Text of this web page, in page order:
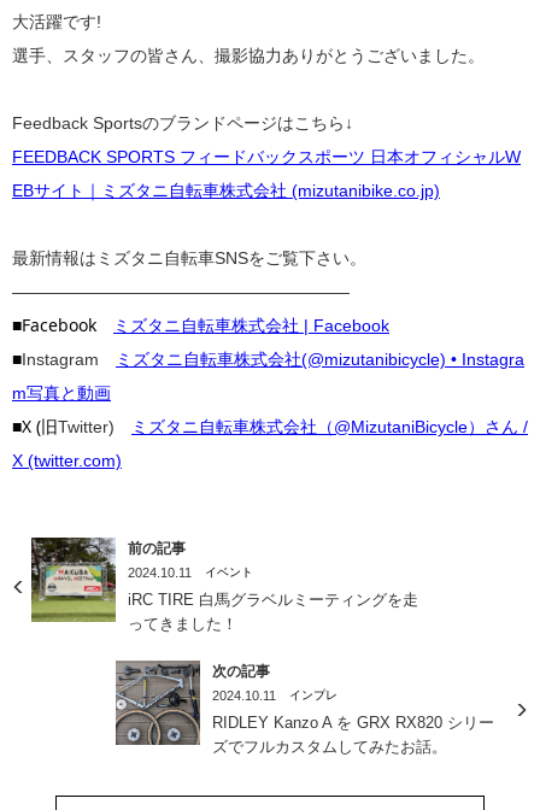
大活躍です!
選手、スタッフの皆さん、撮影協力ありがとうございました。
Feedback Sportsのブランドページはこちら↓
FEEDBACK SPORTS フィードバックスポーツ 日本オフィシャルW
EBサイト｜ミズタニ自転車株式会社 (mizutanibike.co.jp)
最新情報はミズタニ自転車SNSをご覧下さい。
————————————————————
■Facebook ミズタニ自転車株式会社 | Facebook
■Instagram
ミズタニ自転車株式会社(@mizutanibicycle) • Instagra
m写真と動画
■X (旧Twitter)
ミズタニ自転車株式会社（@MizutaniBicycle）さん /
X (twitter.com)
前の記事
2024.10.11 イベント
iRC TIRE 白馬グラベルミーティングを走
ってきました！
次の記事
2024.10.11 インプレ
RIDLEY Kanzo A を GRX RX820 シリー
ズでフルカスタムしてみたお話。